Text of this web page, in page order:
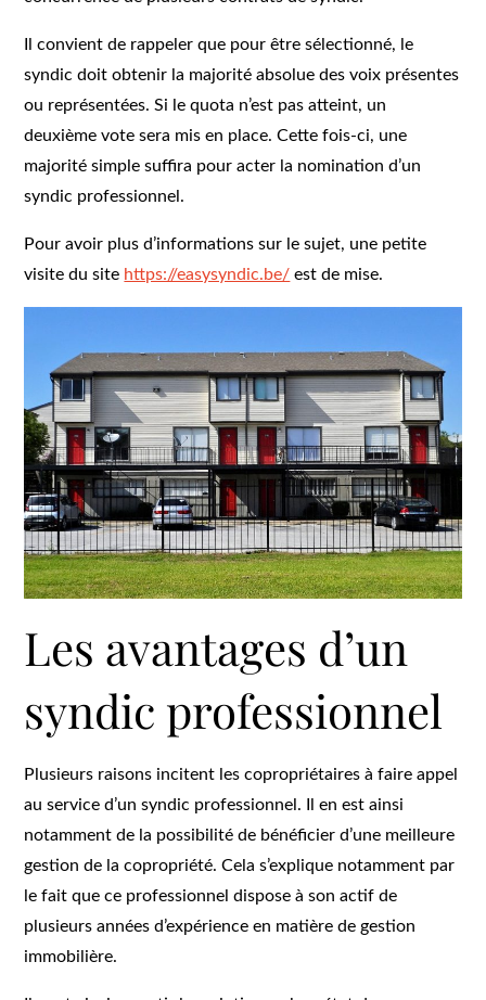
Il convient de rappeler que pour être sélectionné, le
syndic doit obtenir la majorité absolue des voix présentes
ou représentées. Si le quota n’est pas atteint, un
deuxième vote sera mis en place. Cette fois-ci, une
majorité simple suffira pour acter la nomination d’un
syndic professionnel.
Pour avoir plus d’informations sur le sujet, une petite
visite du site https://easysyndic.be/ est de mise.
Les avantages d’un
syndic professionnel
Plusieurs raisons incitent les copropriétaires à faire appel
au service d’un syndic professionnel. Il en est ainsi
notamment de la possibilité de bénéficier d’une meilleure
gestion de la copropriété. Cela s’explique notamment par
le fait que ce professionnel dispose à son actif de
plusieurs années d’expérience en matière de gestion
immobilière.